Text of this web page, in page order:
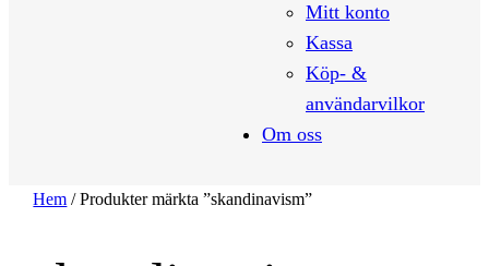
Mitt konto
Kassa
Köp- &
användarvilkor
Om oss
Hem / Produkter märkta ”skandinavism”